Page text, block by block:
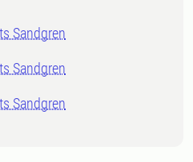
Sandgren
Sandgren
Sandgren